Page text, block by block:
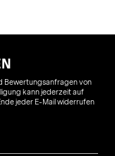
Bewertungsanfragen von
kann jederzeit auf
jeder E-Mail widerrufen